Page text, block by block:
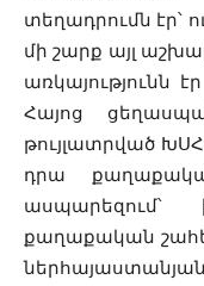
տեղադրումն էր՝
մի շարք այլ
առկայությունն
Հայոց
թույլատրված
դրա
ասպարեզում՝
քաղաքական